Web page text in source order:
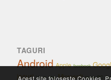
TAGURI
Android Apple facebook
jocuri Linux Mac Microsoft Nokia PC